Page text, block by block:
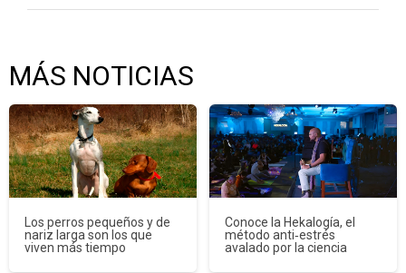
MÁS NOTICIAS
Los perros pequeños y de
nariz larga son los que
viven más tiempo
Conoce la Hekalogía, el
método anti‑estrés
avalado por la ciencia